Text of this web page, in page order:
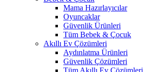
Mama Hazırlayıcılar
Oyuncaklar
Güvenlik Ürünleri
Tüm Bebek & Çocuk
Akıllı Ev Çözümleri
Aydınlatma Ürünleri
Güvenlik Çözümleri
Tüm Akıllı Ev Çözümleri